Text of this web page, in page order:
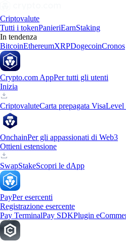
Criptovalute
Tutti i tokenPanieriEarnStaking
In tendenza
BitcoinEthereumXRPDogecoinCronos
Crypto.com AppPer tutti gli utenti
Inizia
CriptovaluteCarta prepagata VisaLevel
OnchainPer gli appassionati di Web3
Ottieni estensione
SwapStakeScopri le dApp
PayPer esercenti
Registrazione esercente
Pay TerminalPay SDKPlugin